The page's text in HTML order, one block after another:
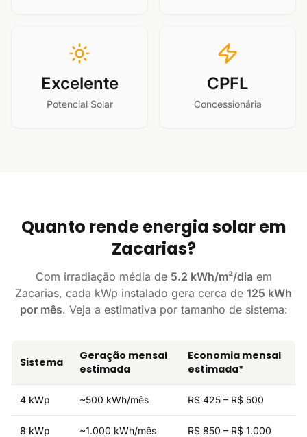
Excelente
Potencial Solar
CPFL
Concessionária
Quanto rende energia solar em
Zacarias?
Com irradiação média de 5.2 kWh/m²/dia em
Zacarias, cada kWp instalado gera cerca de 125 kWh
por mês. Veja a estimativa por tamanho de sistema:
Sistema
Geração mensal
estimada
Economia mensal
estimada*
4 kWp ~500 kWh/mês R$ 425 – R$ 500
8 kWp ~1.000 kWh/mês R$ 850 – R$ 1.000